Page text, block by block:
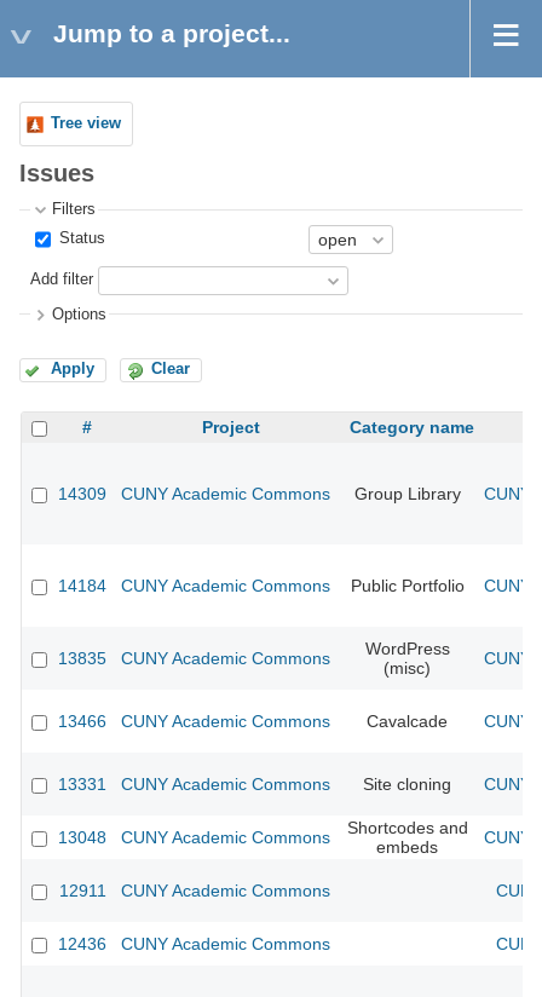
Jump to a project...
Tree view
Issues
Filters
Status
Add filter
Options
Apply Clear
# Project Category name
14309 CUNY Academic Commons Group Library CUNY
14184 CUNY Academic Commons Public Portfolio CUNY
13835 CUNY Academic Commons
WordPress
(misc)
CUNY
13466 CUNY Academic Commons Cavalcade CUNY
13331 CUNY Academic Commons Site cloning CUNY
13048 CUNY Academic Commons
Shortcodes and
embeds
CUNY
12911 CUNY Academic Commons
12436 CUNY Academic Commons